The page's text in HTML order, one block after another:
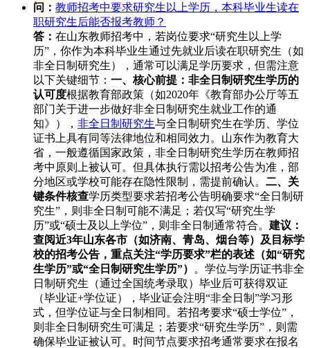
问： 教师招考中要求研究生以上学历，本科毕业生读在
职研究生后能否报考教师？
答： 在山东教师招考中，若岗位要求“研究生以上学
历”，你作为本科毕业生通过先就业后读在职研究生（如
非全日制研究生），通常可以满足学历要求，但需注意
以下关键细节： 一、核心前提：非全日制研究生学历的
认可度根据教育部政策（如2020年《教育部办公厅等五
部门关于进一步做好非全日制研究生就业工作的通
知》）， 非全日制研究生与全日制研究生在学历、学位
证书上具有同等法律地位和相同效力。山东作为教育大
省，一般遵循国家政策，非全日制研究生学历在教师招
考中原则上被认可。但具体执行需以招考公告为准，部
分地区或学校可能存在隐性限制，需提前确认。 二、关
键条件核查学历类型要求若招考公告明确要求“全日制研
究生”，则非全日制可能不满足；若仅写“研究生学
历”或“硕士及以上学位”，则非全日制通常符合。 建议：
查阅近3年山东各市（如济南、青岛、烟台等）及目标学
校的招考公告，重点关注“学历要求”栏的表述（如“研究
生学历”或“全日制研究生学历”）
。学位与学历证书非全
日制研究生（通过全国统考录取）毕业后可获得双证
（毕业证+学位证），毕业证会注明“非全日制”学习形
式，但学位证与全日制相同。若招考要求“硕士学位”，
则非全日制研究生可满足；若要求“研究生学历”，则需
确保毕业证被认可。时间节点要求招考通常要求在报名